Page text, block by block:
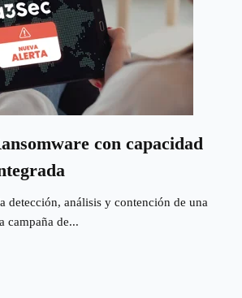
con capacidad
detección, análisis y contención de una
campaña de...